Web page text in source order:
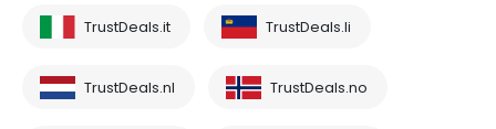
TrustDeals.it TrustDeals.li
TrustDeals.nl TrustDeals.no